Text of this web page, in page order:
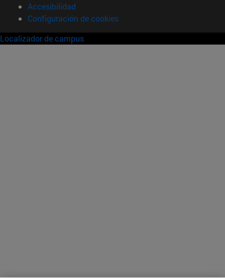
Accesibilidad
Configuración de cookies
Localizador de campus